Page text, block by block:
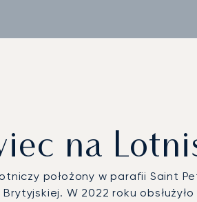
na
położony w parafii Saint
W 2022 roku